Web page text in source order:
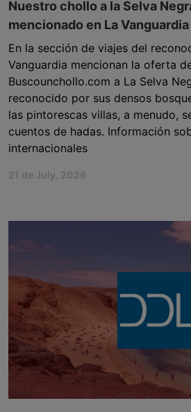
Nuestro chollo a la Selva
mencionado en La Vanguardia
En la sección de viajes del
Vanguardia mencionan la oferta
Buscounchollo.com a La Selva
reconocido por sus densos
las pintorescas villas, a menudo,
cuentos de hadas. Información
internacionales
21 de July, 2026